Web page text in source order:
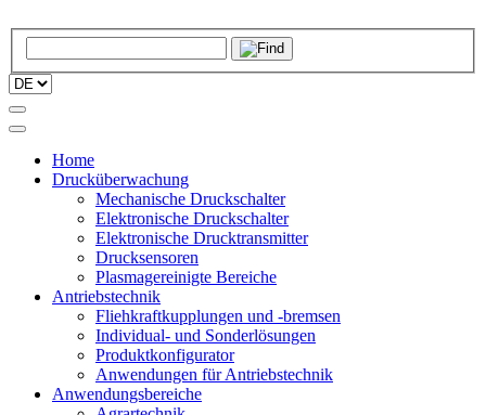
Home
Drucküberwachung
Mechanische Druckschalter
Elektronische Druckschalter
Elektronische Drucktransmitter
Drucksensoren
Plasmagereinigte Bereiche
Antriebstechnik
Fliehkraftkupplungen und -bremsen
Individual- und Sonderlösungen
Produktkonfigurator
Anwendungen für Antriebstechnik
Anwendungsbereiche